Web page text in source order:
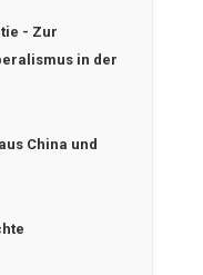
- Zur
in der
China und